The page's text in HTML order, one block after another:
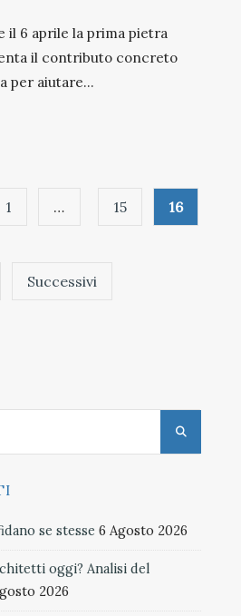
il 6 aprile la prima pietra
il contributo concreto
per aiutare...
1 … 15 16
Successivi
se stesse 6 Agosto 2026
oggi? Analisi del
2026